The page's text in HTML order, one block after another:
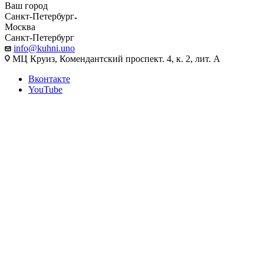
Ваш город
Санкт-Петербург
Москва
Санкт-Петербург
info@kuhni.uno
МЦ Круиз, Комендантский проспект. 4, к. 2, лит. А
Вконтакте
YouTube